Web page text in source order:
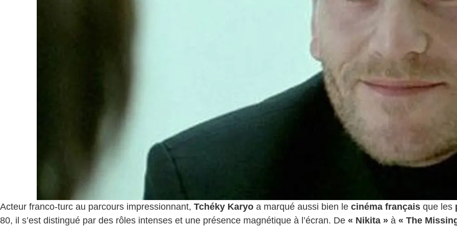
Acteur franco-turc au parcours impressionnant, Tchéky Karyo a marqué aussi bien le cinéma français que les
80, il s’est distingué par des rôles intenses et une présence magnétique à l’écran. De « Nikita » à « The